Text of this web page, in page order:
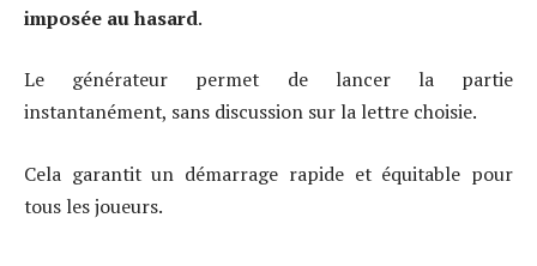
imposée au hasard.
Le générateur permet de lancer la partie
instantanément, sans discussion sur la lettre choisie.
Cela garantit un démarrage rapide et équitable pour
tous les joueurs.